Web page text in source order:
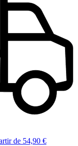
de 54,90 €